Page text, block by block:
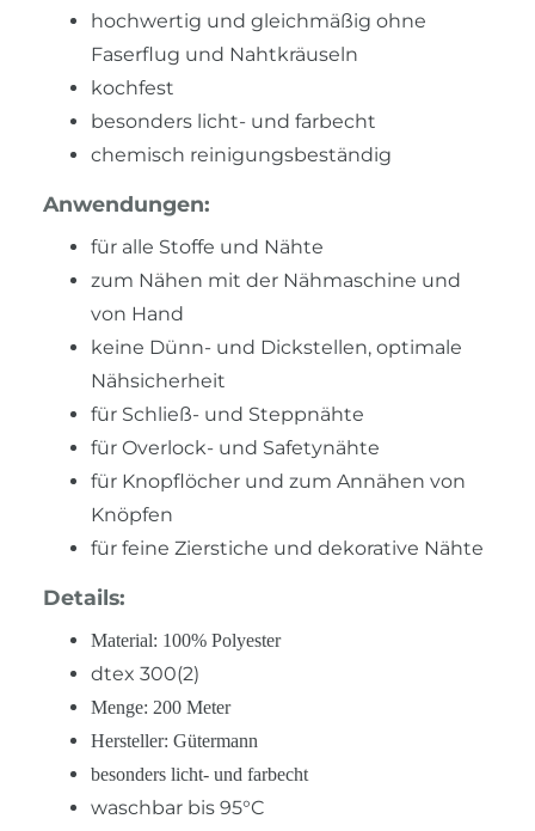
hochwertig und gleichmäßig ohne
Faserflug und Nahtkräuseln
kochfest
besonders licht- und farbecht
chemisch reinigungsbeständig
Anwendungen:
für alle Stoffe und Nähte
zum Nähen mit der Nähmaschine und
von Hand
keine Dünn- und Dickstellen, optimale
Nähsicherheit
für Schließ- und Steppnähte
für Overlock- und Safetynähte
für Knopflöcher und zum Annähen von
Knöpfen
für feine Zierstiche und dekorative Nähte
Details:
Material: 100% Polyester
dtex 300(2)
Menge: 200 Meter
Hersteller: Gütermann
besonders licht- und farbecht
waschbar bis 95°C